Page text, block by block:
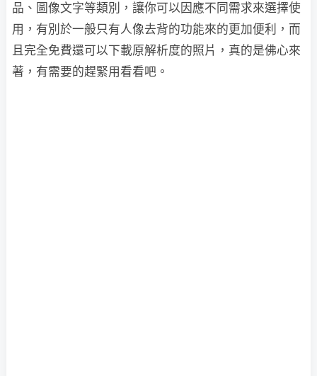
品、圖像文字等類別，讓你可以因應不同需求來選擇使
用，有別於一般只有人像去背的功能來的更加便利，而
且完全免費還可以下載原解析度的照片，真的是佛心來
著，有需要的趕緊用看看吧。